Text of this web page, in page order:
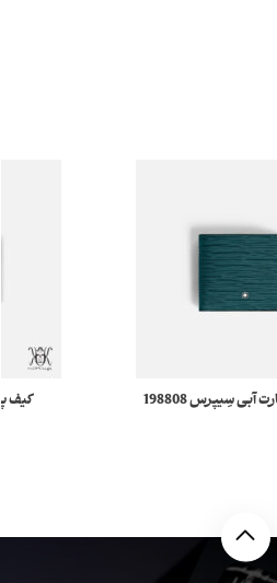
کیف پول 8 کارت آبی سِیپرس 198808